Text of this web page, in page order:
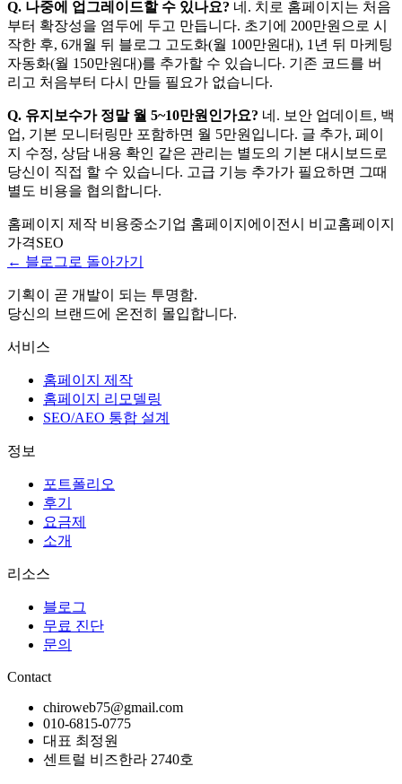
Q. 나중에 업그레이드할 수 있나요? 네. 치로 홈페이지는 처음
부터 확장성을 염두에 두고 만듭니다. 초기에 200만원으로 시
작한 후, 6개월 뒤 블로그 고도화(월 100만원대), 1년 뒤 마케팅
자동화(월 150만원대)를 추가할 수 있습니다. 기존 코드를 버
리고 처음부터 다시 만들 필요가 없습니다.
Q. 유지보수가 정말 월 5~10만원인가요? 네. 보안 업데이트, 백
업, 기본 모니터링만 포함하면 월 5만원입니다. 글 추가, 페이
지 수정, 상담 내용 확인 같은 관리는 별도의 기본 대시보드로
당신이 직접 할 수 있습니다. 고급 기능 추가가 필요하면 그때
별도 비용을 협의합니다.
홈페이지 제작 비용중소기업 홈페이지 에이전시 비교홈페이지
가격SEO
← 블로그로 돌아가기
기획이 곧 개발이 되는 투명함.
당신의 브랜드에 온전히 몰입합니다.
서비스
홈페이지 제작
홈페이지 리모델링
SEO/AEO 통합 설계
정보
포트폴리오
후기
요금제
소개
리소스
블로그
무료 진단
문의
Contact
chiroweb75@gmail.com
010-6815-0775
대표 최정원
센트럴 비즈한라 2740호